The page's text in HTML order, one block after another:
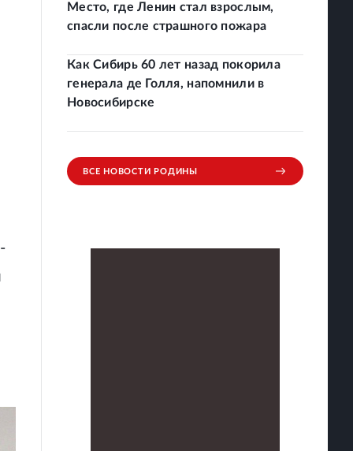
Место, где Ленин стал взрослым,
спасли после страшного пожара
Как Сибирь 60 лет назад покорила
генерала де Голля, напомнили в
Новосибирске
ВСЕ НОВОСТИ РОДИНЫ